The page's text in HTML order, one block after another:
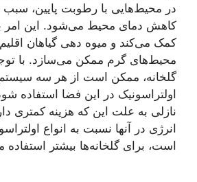
در محیط‌هایی با رطوبت پایین،
کاهش دمای محیط می‌شود. این امر
کمک می‌کند و میوه دهی گیاهان
محیط‌های گرم ممکن می‌سازد. با
گلخانه، ممکن است از هر سه سیستم
اولتراسونیک در این فضا استفاده
نازلی به علت این که هزینه کمتری
انرژی در آنها نسبت به انواع
است، برای گلخانه‌ها بیشتر